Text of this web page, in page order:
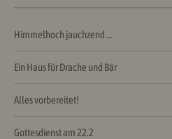
Himmelhoch jauchzend …
Ein Haus für Drache und Bär
Alles vorbereitet!
Gottesdienst am 22.2